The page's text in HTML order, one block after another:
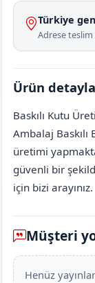
Türkiye
Adrese
Ürün
Baskılı Kutu
Ambalaj
üretimi
güvenli bir
için bizi arayınız.
Müşteri
Henüz